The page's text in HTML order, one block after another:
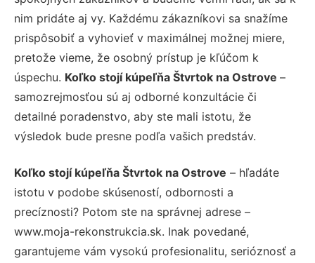
nim pridáte aj vy. Každému zákazníkovi sa snažíme
prispôsobiť a vyhovieť v maximálnej možnej miere,
pretože vieme, že osobný prístup je kľúčom k
úspechu. Koľko stojí kúpeľňa Štvrtok na Ostrove –
samozrejmosťou sú aj odborné konzultácie či
detailné poradenstvo, aby ste mali istotu, že
výsledok bude presne podľa vašich predstáv.
Koľko stojí kúpeľňa Štvrtok na Ostrove – hľadáte
istotu v podobe skúseností, odbornosti a
precíznosti? Potom ste na správnej adrese –
www.moja-rekonstrukcia.sk. Inak povedané,
garantujeme vám vysokú profesionalitu, serióznosť a